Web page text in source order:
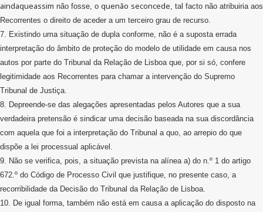
aindaqueassim não fosse, o quenão seconcede, tal facto não atribuiria aos
Recorrentes o direito de aceder a um terceiro grau de recurso.
7. Existindo uma situação de dupla conforme, não é a suposta errada
interpretação do âmbito de proteção do modelo de utilidade em causa nos
autos por parte do Tribunal da Relação de Lisboa que, por si só, confere
legitimidade aos Recorrentes para chamar a intervenção do Supremo
Tribunal de Justiça.
8. Depreende-se das alegações apresentadas pelos Autores que a sua
verdadeira pretensão é sindicar uma decisão baseada na sua discordância
com aquela que foi a interpretação do Tribunal a quo, ao arrepio do que
dispõe a lei processual aplicável.
9. Não se verifica, pois, a situação prevista na alínea a) do n.º 1 do artigo
672.º do Código de Processo Civil que justifique, no presente caso, a
recorribilidade da Decisão do Tribunal da Relação de Lisboa.
10. De igual forma, também não está em causa a aplicação do disposto na